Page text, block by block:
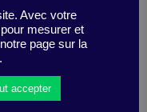
Stratégie
Avec votre
mesurer et
page sur la
accepter